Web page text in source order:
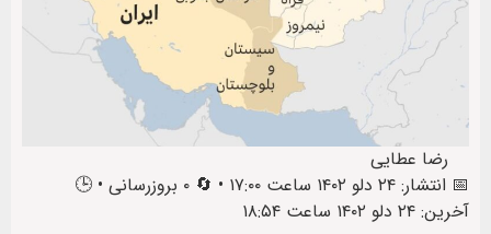
رضا عطایی
📅 انتشار: ۲۴ دلو ۱۴۰۲ ساعت ۱۷:۰۰ • 🔄 ۰ بروزرسانی • 🕒
آخرین: ۲۴ دلو ۱۴۰۲ ساعت ۱۸:۵۴